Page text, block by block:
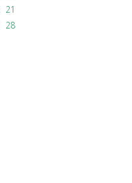
21
28